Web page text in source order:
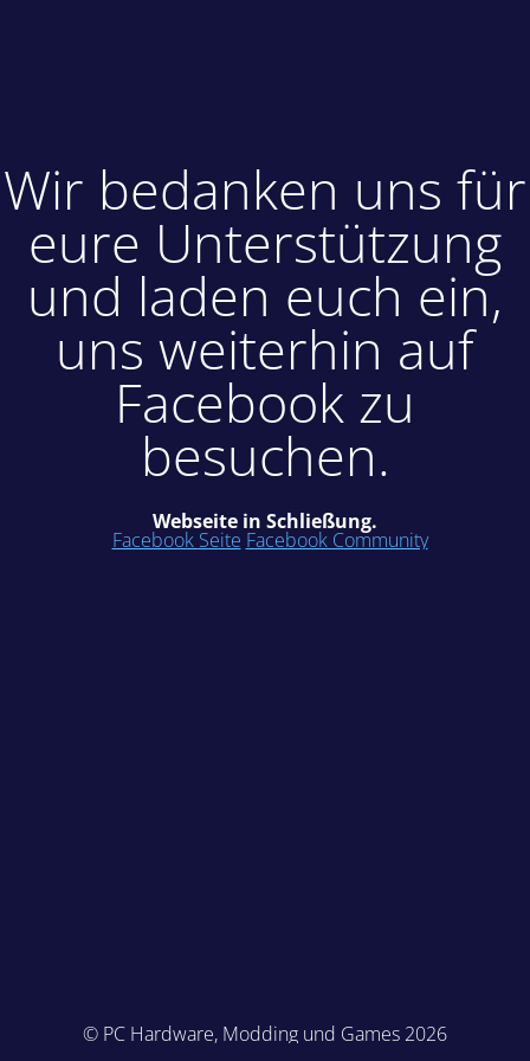
Wir bedanken uns für
eure Unterstützung
und laden euch ein,
uns weiterhin auf
Facebook zu
besuchen.
Webseite in Schließung.
Facebook Seite Facebook Community
© PC Hardware, Modding und Games 2026